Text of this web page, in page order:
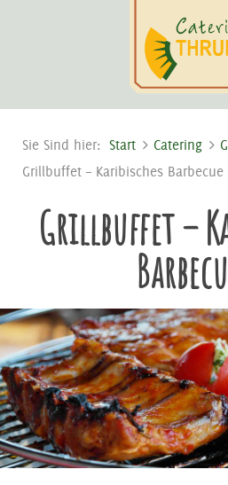
Sie Sind hier: Start Catering
Grillbuffet – Karibisches Barbecue
Grillbuffet –